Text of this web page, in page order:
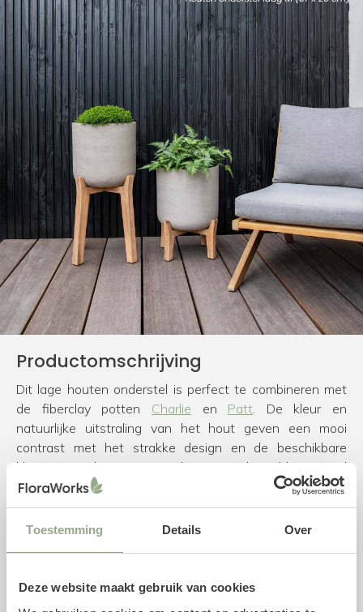
Toestemming Details Over
Deze website maakt gebruik van cookies
Productomschrijving
Dit lage houten onderstel is perfect te combineren met
de fiberclay potten Charlie en Patt. De kleur en
natuurlijke uitstraling van het hout geven een mooi
contrast met het strakke design en de beschikbare
kleuren van de potten. Het houten onderstel kan zowel
binnen als buiten geplaatst worden.
Specificaties onderstel
Diameter: 31 cm
Materiaal: Hout